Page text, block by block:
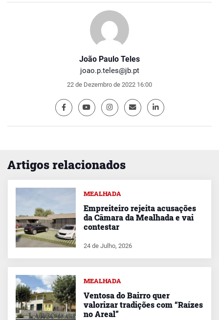
João Paulo Teles
joao.p.teles@jb.pt
22 de Dezembro de 2022 16:00
Artigos relacionados
MEALHADA
Empreiteiro rejeita acusações
da Câmara da Mealhada e vai
contestar
24 de Julho, 2026
MEALHADA
Ventosa do Bairro quer
valorizar tradições com “Raízes
no Areal”